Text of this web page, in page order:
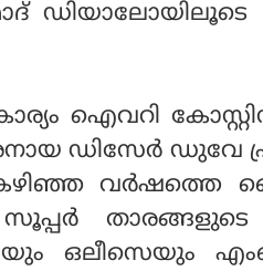
ഡിയാലോയിലൂടെ
ഐവറി
ഡിസേര്‍ ഡുവേ
വര്‍ഷത്തെ
താരങ്ങളുടെ
ഒലീസെയും